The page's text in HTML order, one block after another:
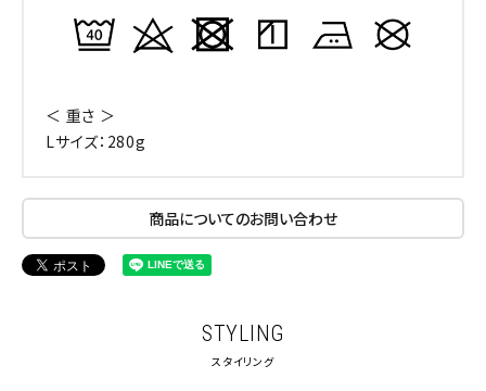
＜ 重さ ＞
Lサイズ：280g
商品についてのお問い合わせ
STYLING
スタイリング